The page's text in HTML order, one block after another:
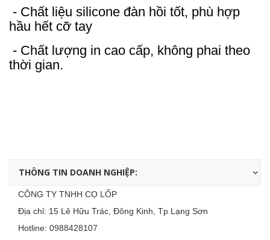
- Chất liệu silicone đàn hồi tốt, phù hợp
hầu hết cỡ tay
- Chất lượng in cao cấp, không phai theo
thời gian.
THÔNG TIN DOANH NGHIỆP:
CÔNG TY TNHH CỌ LỐP
Địa chỉ: 15 Lê Hữu Trác, Đông Kinh, Tp Lạng Sơn
Hotline: 0988428107